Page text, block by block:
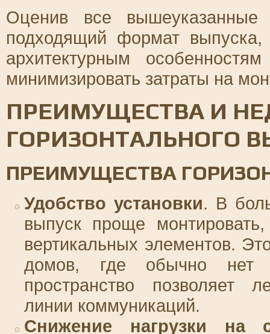
Оценив все
подходящий формат выпуска,
архитектурным
минимизировать затраты на
ПРЕИМУЩЕСТВА И
ГОРИЗОНТАЛЬНОГО
ПРЕИМУЩЕСТВА
Удобство установки. В
выпуск проще
вертикальных элементов.
домов, где обычно нет
пространство позволяет
линии коммуникаций.
Снижение нагрузки на